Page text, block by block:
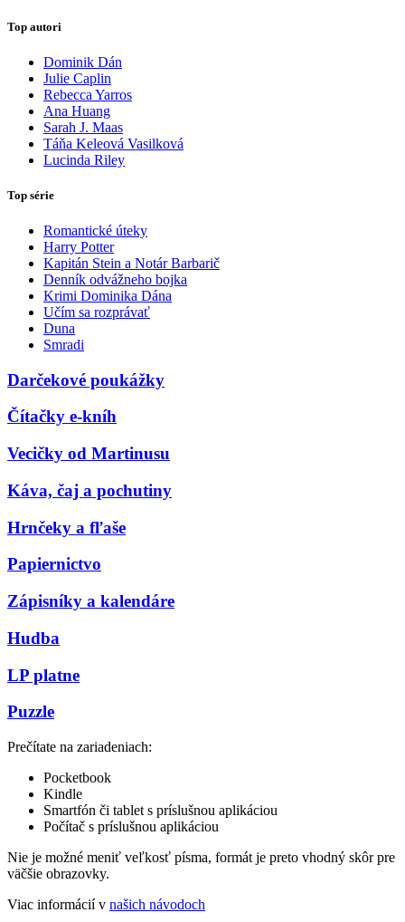
Top autori
Dominik Dán
Julie Caplin
Rebecca Yarros
Ana Huang
Sarah J. Maas
Táňa Keleová Vasilková
Lucinda Riley
Top série
Romantické úteky
Harry Potter
Kapitán Stein a Notár Barbarič
Denník odvážneho bojka
Krimi Dominika Dána
Učím sa rozprávať
Duna
Smradi
Darčekové poukážky
Čítačky e-kníh
Vecičky od Martinusu
Káva, čaj a pochutiny
Hrnčeky a fľaše
Papiernictvo
Zápisníky a kalendáre
Hudba
LP platne
Puzzle
Prečítate na zariadeniach:
Pocketbook
Kindle
Smartfón či tablet s príslušnou aplikáciou
Počítač s príslušnou aplikáciou
Nie je možné meniť veľkosť písma, formát je preto vhodný skôr pre
väčšie obrazovky.
Viac informácií v našich návodoch